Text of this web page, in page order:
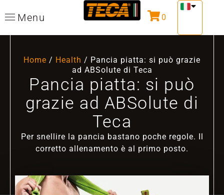
Menu 0
Home / Health / Pancia piatta: si può grazie
ad ABSolute di Teca
Pancia piatta: si può
grazie ad ABSolute di
Teca
Per snellire la pancia bastano poche regole. Il
corretto allenamento è al primo posto.